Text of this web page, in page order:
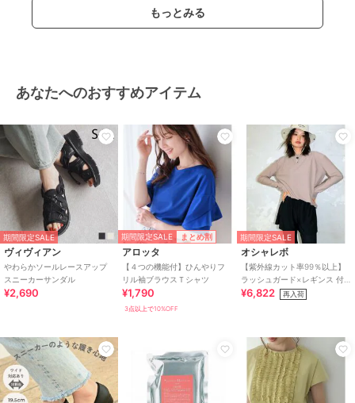
レディース
傘・レイングッズ ／日傘
ﾌﾞﾗｯｸ、ｵﾌﾎﾜｲﾄ、ﾍﾞｰｼﾞｭ、ﾓｶﾌﾞﾗｳ
ﾝ、ﾐﾝﾄｸﾞﾘｰﾝ
サイズ 親骨の長さ：50cm
素材
ポリエステル 100％
商品のお取り扱い方法
特徴
傘・レイングッズ
ポリエステル素材/ 無地
ワンポイント /晴雨兼用
りたたみ傘/ライフスタイル/
セレモニー・入学式・卒業式
日傘
ポリエステル素材
ライフスタイル/
セレモニー・入学式・卒業式
原産国
もっとみる
あなたへのおすすめアイテム
期間限定SALE
ヴィヴィアン
やわらかソールレースアップ
スニーカーサンダル
¥2,690
期間限定SALE まとめ割
アロッタ
【４つの機能付】ひんやりフ
リル袖ブラウスＴシャツ
¥1,790
3点以上で10%OFF
期間限定SALE
オシャレボ
【紫外線カット率99％以上】
ラッシュガード×レギンス 付
き タンキニ
¥6,822 再入荷